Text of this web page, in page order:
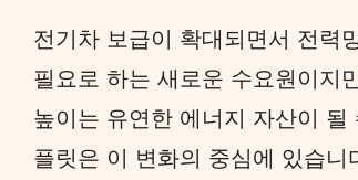
전기차 보급이 확대되면서 전력
필요로 하는 새로운 수요원이지
높이는 유연한 에너지 자산이
플릿은 이 변화의 중심에 있습니